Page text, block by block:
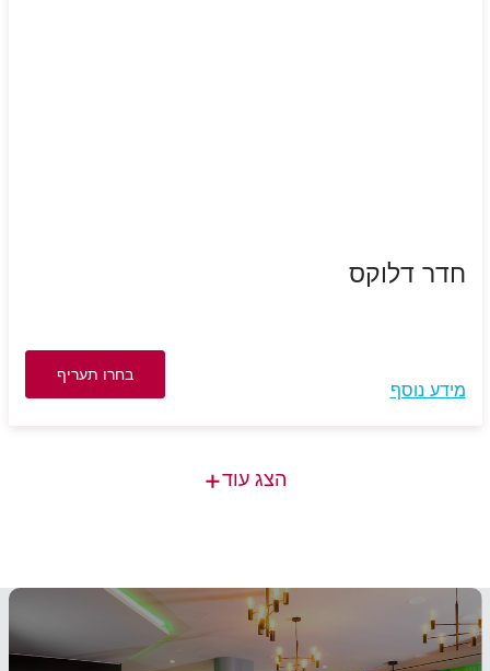
חדר דלוקס
מידע נוסף
בחרו תעריף
הצג עוד+